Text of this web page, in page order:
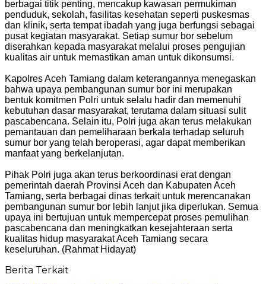
berbagai titik penting, mencakup kawasan permukiman
penduduk, sekolah, fasilitas kesehatan seperti puskesmas
dan klinik, serta tempat ibadah yang juga berfungsi sebagai
pusat kegiatan masyarakat. Setiap sumur bor sebelum
diserahkan kepada masyarakat melalui proses pengujian
kualitas air untuk memastikan aman untuk dikonsumsi.
‎Kapolres Aceh Tamiang dalam keterangannya menegaskan
bahwa upaya pembangunan sumur bor ini merupakan
bentuk komitmen Polri untuk selalu hadir dan memenuhi
kebutuhan dasar masyarakat, terutama dalam situasi sulit
pascabencana. Selain itu, Polri juga akan terus melakukan
pemantauan dan pemeliharaan berkala terhadap seluruh
sumur bor yang telah beroperasi, agar dapat memberikan
manfaat yang berkelanjutan.
‎Pihak Polri juga akan terus berkoordinasi erat dengan
pemerintah daerah Provinsi Aceh dan Kabupaten Aceh
Tamiang, serta berbagai dinas terkait untuk merencanakan
pembangunan sumur bor lebih lanjut jika diperlukan. Semua
upaya ini bertujuan untuk mempercepat proses pemulihan
pascabencana dan meningkatkan kesejahteraan serta
kualitas hidup masyarakat Aceh Tamiang secara
keseluruhan. (Rahmat Hidayat)
Berita Terkait